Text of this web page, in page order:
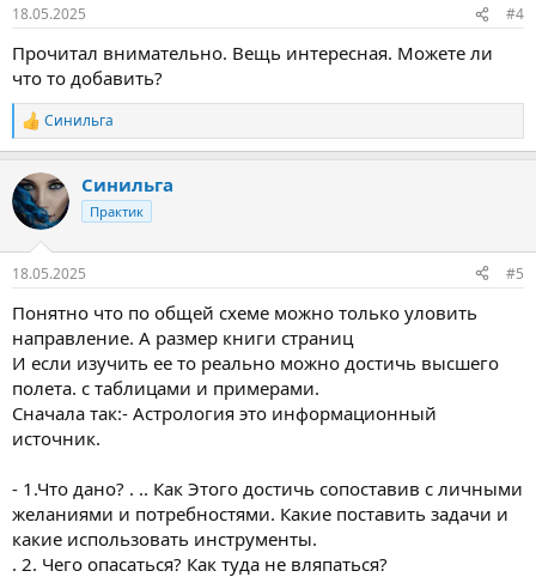
18.05.2025 #4
Прочитал внимательно. Вещь интересная. Можете ли
что то добавить?
Р
е
к
ц
и
Синильга
Синильга
Практик
18.05.2025 #5
Понятно что по общей схеме можно только уловить
направление. А размер книги страниц
И если изучить ее то реально можно достичь высшего
полета. с таблицами и примерами.
Сначала так:- Астрология это информационный
источник.
- 1.Что дано? . .. Как Этого достичь сопоставив с личными
желаниями и потребностями. Какие поставить задачи и
какие использовать инструменты.
. 2. Чего опасаться? Как туда не вляпаться?